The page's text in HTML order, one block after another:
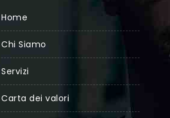
Home
Chi Siamo
Servizi
Carta dei valori